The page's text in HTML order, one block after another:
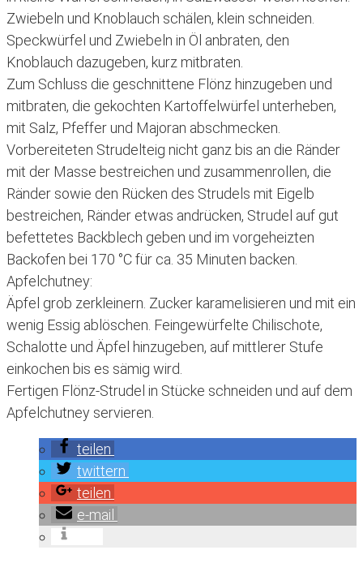
Zwiebeln und Knoblauch schälen, klein schneiden.
Speckwürfel und Zwiebeln in Öl anbraten, den
Knoblauch dazugeben, kurz mitbraten.
Zum Schluss die geschnittene Flönz hinzugeben und
mitbraten, die gekochten Kartoffelwürfel unterheben,
mit Salz, Pfeffer und Majoran abschmecken.
Vorbereiteten Strudelteig nicht ganz bis an die Ränder
mit der Masse bestreichen und zusammenrollen, die
Ränder sowie den Rücken des Strudels mit Eigelb
bestreichen, Ränder etwas andrücken, Strudel auf gut
befettetes Backblech geben und im vorgeheizten
Backofen bei 170 °C für ca. 35 Minuten backen.
Apfelchutney:
Äpfel grob zerkleinern. Zucker karamelisieren und mit ein
wenig Essig ablöschen. Feingewürfelte Chilischote,
Schalotte und Äpfel hinzugeben, auf mittlerer Stufe
einkochen bis es sämig wird.
Fertigen Flönz-Strudel in Stücke schneiden und auf dem
Apfelchutney servieren.
teilen
twittern
teilen
e-mail